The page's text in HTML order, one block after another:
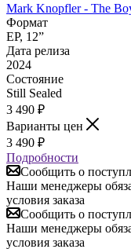
Mark Knopfler - The
Формат
EP, 12”
Дата релиза
2024
Состояние
Still Sealed
3 490 ₽
Варианты цен
3 490 ₽
Подробности
Сообщить о
Наши менеджеры
условия заказа
Сообщить о
Наши менеджеры
условия заказа